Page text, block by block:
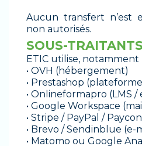
Aucun transfert n’est
non autorisés.
SOUS-TRAITANTS
ETIC utilise, notamment :
• OVH (hébergement)
• Prestashop
• Onlineformapro (LMS /
• Google Workspace
• Stripe / PayPal /
• Brevo / Sendinblue (e-
• Matomo ou Google